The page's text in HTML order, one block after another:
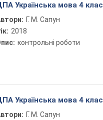
Українська мова 4 клас
Г. М. Сапун
2018
контрольні роботи
Українська мова 4 клас
Г. М. Сапун